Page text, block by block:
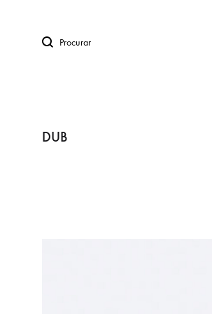
Procurar
LINHA URBAN™
DUB